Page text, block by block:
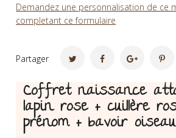
Demandez une personnalisation de ce
completant ce formulaire
Partager
Coffret naissance
lapin rose + cuillère
prénom + bavoir oiseau